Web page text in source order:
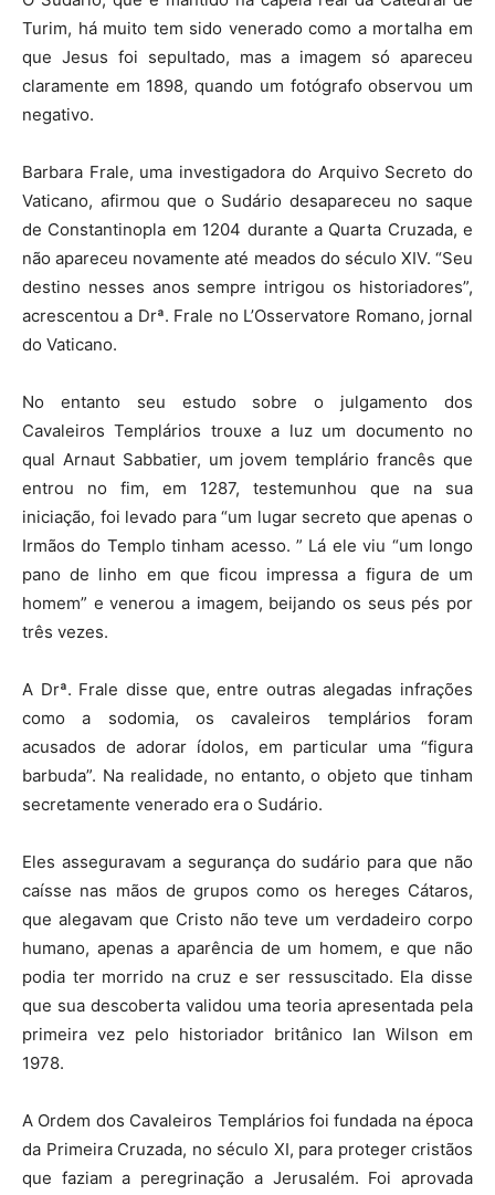
Turim, há muito tem sido venerado como a mortalha em
que Jesus foi sepultado, mas a imagem só apareceu
claramente em 1898, quando um fotógrafo observou um
negativo.
Barbara Frale, uma investigadora do Arquivo Secreto do
Vaticano, afirmou que o Sudário desapareceu no saque
de Constantinopla em 1204 durante a Quarta Cruzada, e
não apareceu novamente até meados do século XIV. “Seu
destino nesses anos sempre intrigou os historiadores”,
acrescentou a Drª. Frale no L’Osservatore Romano, jornal
do Vaticano.
No entanto seu estudo sobre o julgamento dos
Cavaleiros Templários trouxe a luz um documento no
qual Arnaut Sabbatier, um jovem templário francês que
entrou no fim, em 1287, testemunhou que na sua
iniciação, foi levado para “um lugar secreto que apenas o
Irmãos do Templo tinham acesso. ” Lá ele viu “um longo
pano de linho em que ficou impressa a figura de um
homem” e venerou a imagem, beijando os seus pés por
três vezes.
A Drª. Frale disse que, entre outras alegadas infrações
como a sodomia, os cavaleiros templários foram
acusados de adorar ídolos, em particular uma “figura
barbuda”. Na realidade, no entanto, o objeto que tinham
secretamente venerado era o Sudário.
Eles asseguravam a segurança do sudário para que não
caísse nas mãos de grupos como os hereges Cátaros,
que alegavam que Cristo não teve um verdadeiro corpo
humano, apenas a aparência de um homem, e que não
podia ter morrido na cruz e ser ressuscitado. Ela disse
que sua descoberta validou uma teoria apresentada pela
primeira vez pelo historiador britânico Ian Wilson em
1978.
A Ordem dos Cavaleiros Templários foi fundada na época
da Primeira Cruzada, no século XI, para proteger cristãos
que faziam a peregrinação a Jerusalém. Foi aprovada